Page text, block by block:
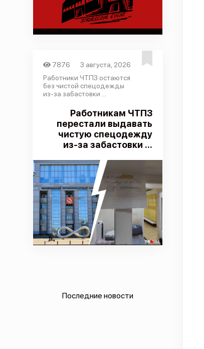
7876
3 августа, 2026
Работники ЧТПЗ остаются
без чистой спецодежды
из-за забастовки ...
Работникам ЧТПЗ
перестали выдавать
чистую спецодежду
из-за забастовки ...
Последние новости